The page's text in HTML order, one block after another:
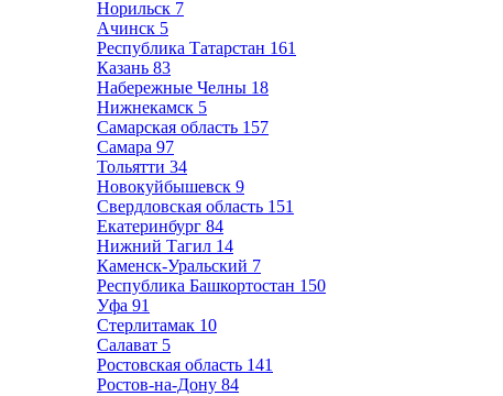
Норильск 7
Ачинск 5
Республика Татарстан 161
Казань 83
Набережные Челны 18
Нижнекамск 5
Самарская область 157
Самара 97
Тольятти 34
Новокуйбышевск 9
Свердловская область 151
Екатеринбург 84
Нижний Тагил 14
Каменск-Уральский 7
Республика Башкортостан 150
Уфа 91
Стерлитамак 10
Салават 5
Ростовская область 141
Ростов-на-Дону 84